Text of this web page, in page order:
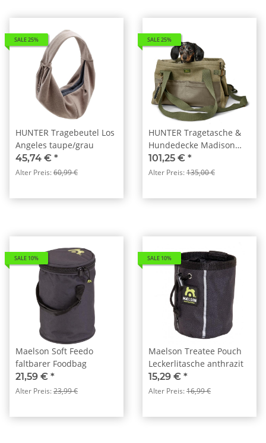
SALE 25%
HUNTER Tragebeutel Los
Angeles taupe/grau
45,74 € *
Alter Preis:60,99 €
SALE 25%
HUNTER Tragetasche &
Hundedecke Madison
khaki
101,25 € *
Alter Preis:135,00 €
SALE 10%
Maelson Soft Feedo
faltbarer Foodbag
21,59 € *
Alter Preis:23,99 €
SALE 10%
Maelson Treatee Pouch
Leckerlitasche anthrazit
15,29 € *
Alter Preis:16,99 €